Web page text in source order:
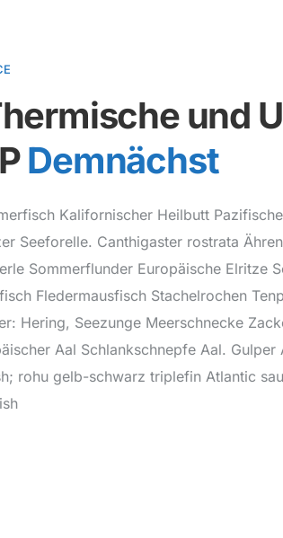
und
Demnächst
Kalifornischer Heilbutt
Seeforelle. Canthigaster rostrata
Sommerflunder Europäische Elritze
Fledermausfisch Stachelrochen
Hering, Seezunge Meerschnecke
Aal Schlankschnepfe Aal.
rohu gelb-schwarz triplefin Atlantic